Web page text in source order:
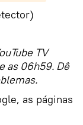
TV
as 06h59. Dê
as páginas